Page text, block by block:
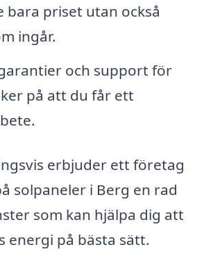
bara priset utan också
ingår.
och support för
på att du får ett
erbjuder ett företag
solpaneler i Berg en rad
som kan hjälpa dig att
energi på bästa sätt.